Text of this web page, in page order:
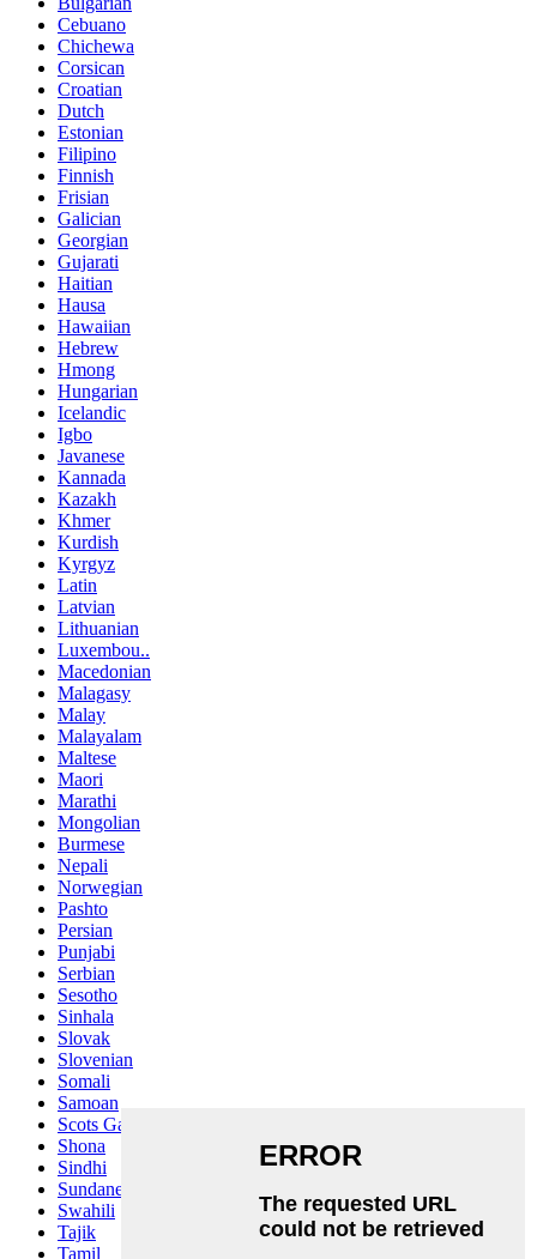
Cebuano
Chichewa
Corsican
Croatian
Dutch
Estonian
Filipino
Finnish
Frisian
Galician
Georgian
Gujarati
Haitian
Hausa
Hawaiian
Hebrew
Hmong
Hungarian
Icelandic
Igbo
Javanese
Kannada
Kazakh
Khmer
Kurdish
Kyrgyz
Latin
Latvian
Lithuanian
Luxembou..
Macedonian
Malagasy
Malay
Malayalam
Maltese
Maori
Marathi
Mongolian
Burmese
Nepali
Norwegian
Pashto
Persian
Punjabi
Serbian
Sesotho
Sinhala
Slovak
Slovenian
Somali
Samoan
Scots Gaelic
Shona
Sindhi
Sundanese
Swahili
Tajik
Tamil